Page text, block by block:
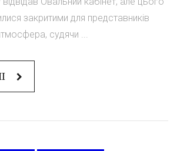
закритими для представників
судячи ...